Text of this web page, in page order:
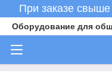
При заказе свыше
Оборудование для